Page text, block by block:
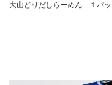
大山どりだしらーめん １パッ